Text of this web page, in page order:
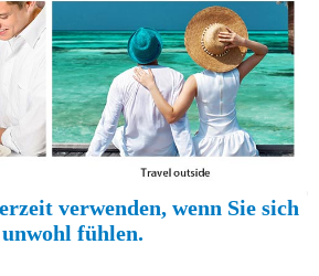
verwenden, wenn Sie sich
fühlen.